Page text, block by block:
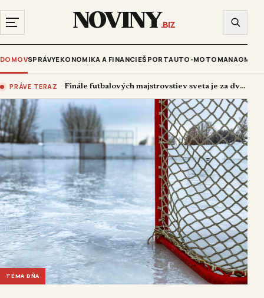
NOVINY.BIZ
DOMOVSPRÁVYEKONOMIKA A FINANCIEŠPORTAUTO-MOTO
PRÁVE TERAZ Finále futbalových majstrovstiev sveta je za dverami. Okúpe Messi Yamala znova?
TÉMA DŇA